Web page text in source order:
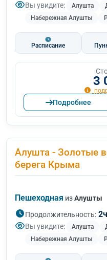
Вы увидите: Алушта
Набережная Алушты
Расписание
3
Подробнее
Алушта - Золотые
берега Крыма
Пешеходная изАлушты
Продолжительность:
Вы увидите: Алушта
Набережная Алушты